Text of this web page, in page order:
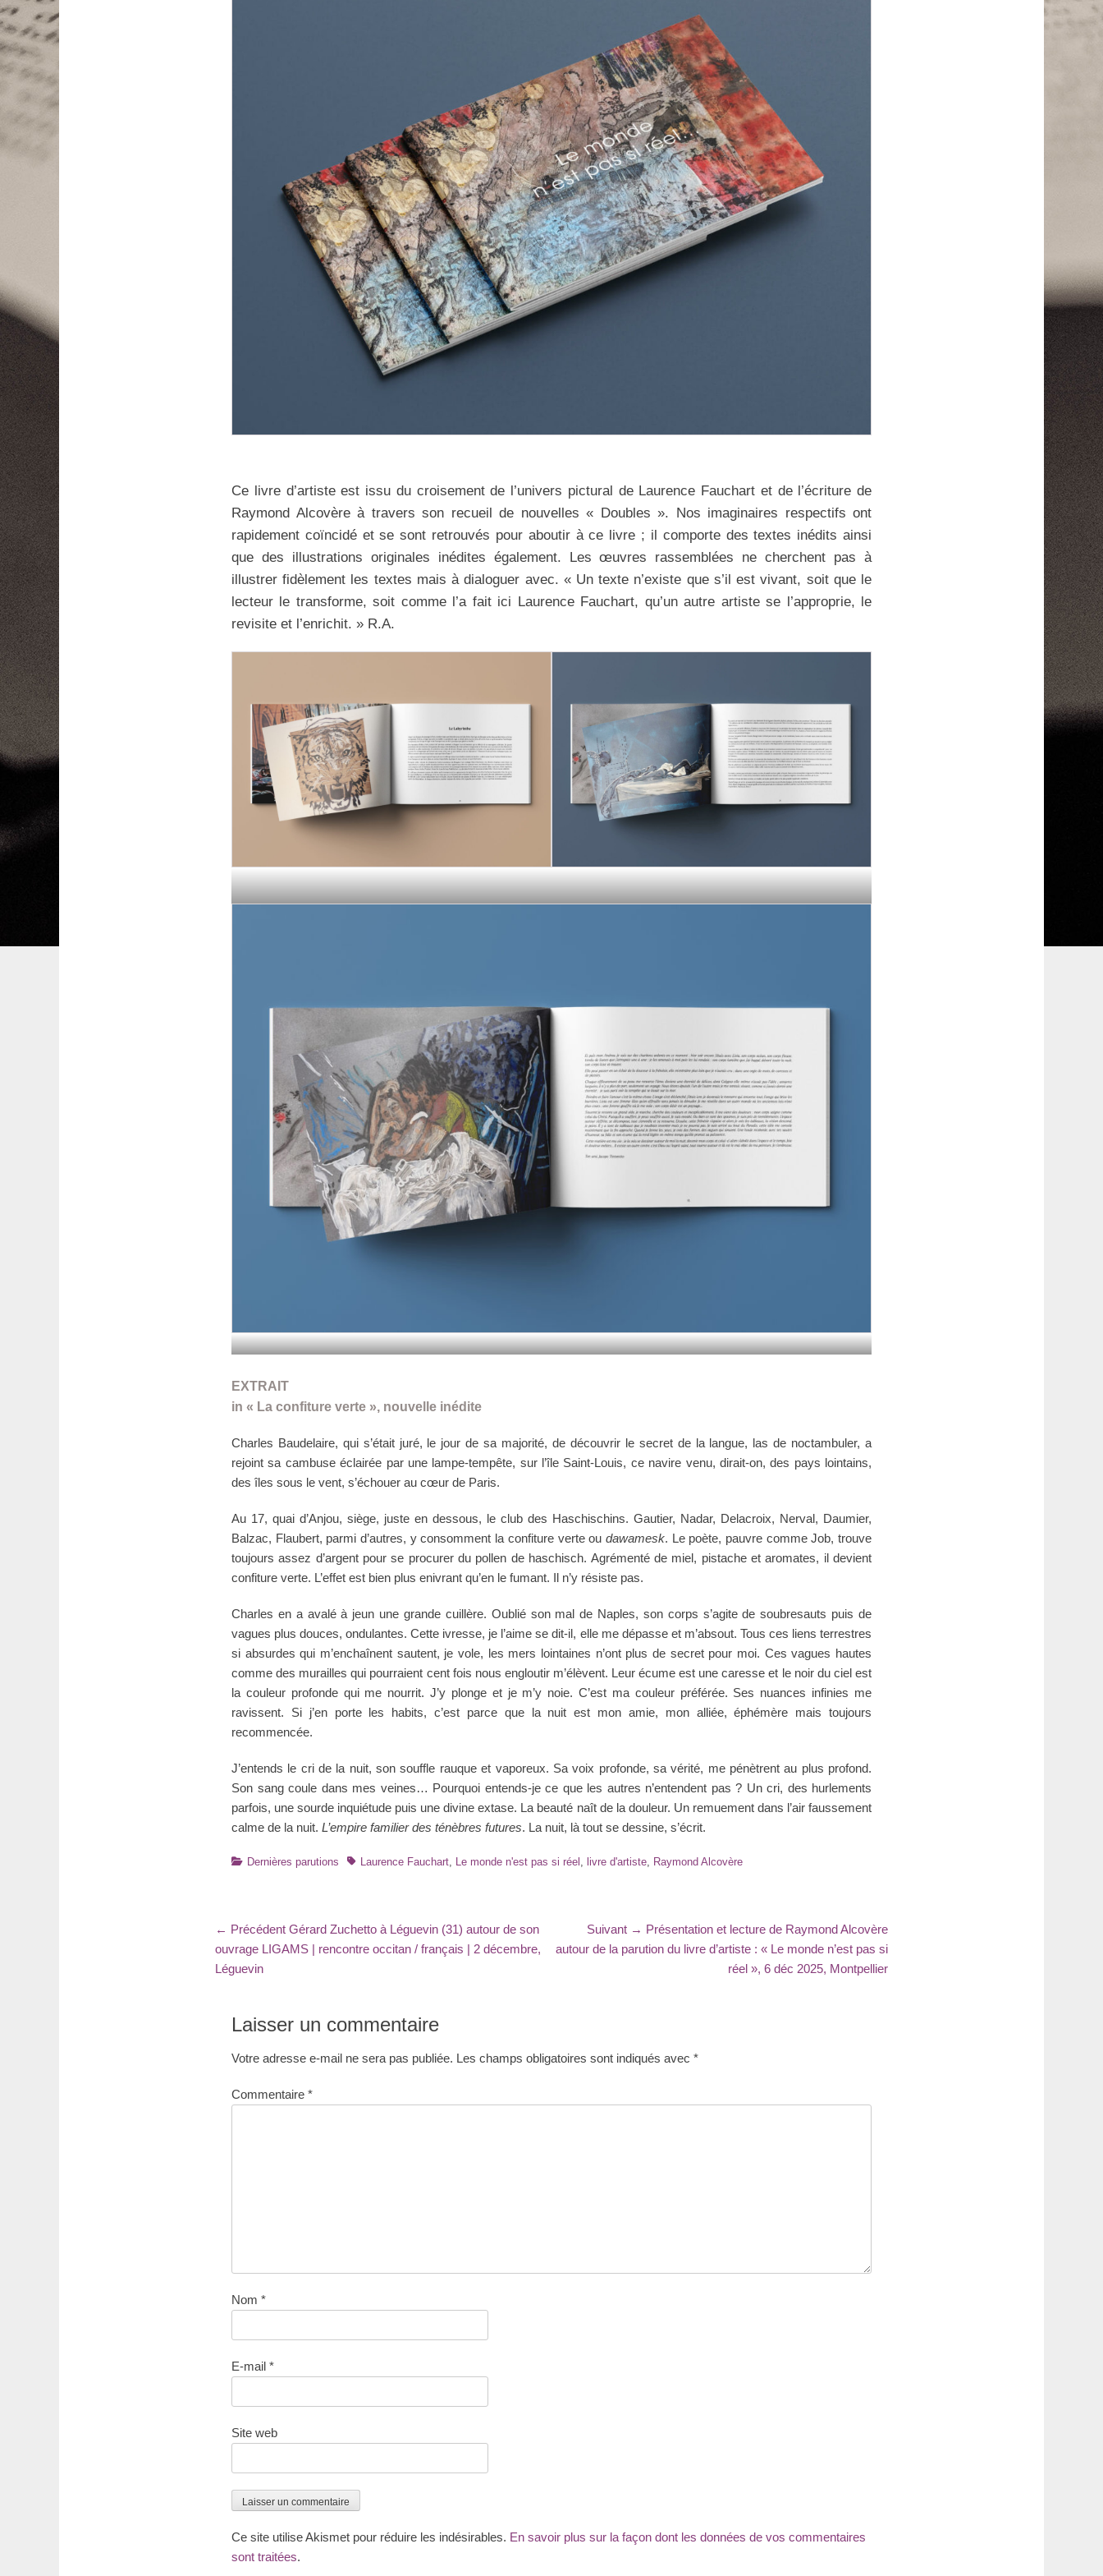
Ce livre d’artiste est issu du croisement de l’univers pictural de Laurence Fauchart et de l’écriture de
Raymond Alcovère à travers son recueil de nouvelles « Doubles ». Nos imaginaires respectifs ont
rapidement coïncidé et se sont retrouvés pour aboutir à ce livre ; il comporte des textes inédits ainsi
que des illustrations originales inédites également. Les œuvres rassemblées ne cherchent pas à
illustrer fidèlement les textes mais à dialoguer avec. « Un texte n’existe que s’il est vivant, soit que le
lecteur le transforme, soit comme l’a fait ici Laurence Fauchart, qu’un autre artiste se l’approprie, le
revisite et l’enrichit. » R.A.
EXTRAIT
in « La confiture verte », nouvelle inédite
Charles Baudelaire, qui s’était juré, le jour de sa majorité, de découvrir le secret de la langue, las de noctambuler, a
rejoint sa cambuse éclairée par une lampe-tempête, sur l’île Saint-Louis, ce navire venu, dirait-on, des pays lointains,
des îles sous le vent, s’échouer au cœur de Paris.
Au 17, quai d’Anjou, siège, juste en dessous, le club des Haschischins. Gautier, Nadar, Delacroix, Nerval, Daumier,
Balzac, Flaubert, parmi d’autres, y consomment la confiture verte ou dawamesk. Le poète, pauvre comme Job, trouve
toujours assez d’argent pour se procurer du pollen de haschisch. Agrémenté de miel, pistache et aromates, il devient
confiture verte. L’effet est bien plus enivrant qu’en le fumant. Il n’y résiste pas.
Charles en a avalé à jeun une grande cuillère. Oublié son mal de Naples, son corps s’agite de soubresauts puis de
vagues plus douces, ondulantes. Cette ivresse, je l’aime se dit-il, elle me dépasse et m’absout. Tous ces liens terrestres
si absurdes qui m’enchaînent sautent, je vole, les mers lointaines n’ont plus de secret pour moi. Ces vagues hautes
comme des murailles qui pourraient cent fois nous engloutir m’élèvent. Leur écume est une caresse et le noir du ciel est
la couleur profonde qui me nourrit. J’y plonge et je m’y noie. C’est ma couleur préférée. Ses nuances infinies me
ravissent. Si j’en porte les habits, c’est parce que la nuit est mon amie, mon alliée, éphémère mais toujours
recommencée.
J’entends le cri de la nuit, son souffle rauque et vaporeux. Sa voix profonde, sa vérité, me pénètrent au plus profond.
Son sang coule dans mes veines… Pourquoi entends-je ce que les autres n’entendent pas ? Un cri, des hurlements
parfois, une sourde inquiétude puis une divine extase. La beauté naît de la douleur. Un remuement dans l’air faussement
calme de la nuit. L’empire familier des ténèbres futures. La nuit, là tout se dessine, s’écrit.
Catégories
Dernières parutions TagsLaurence Fauchart Le monde n'est pas si réel livre d'artiste Raymond Alcovère
Navigation
de
← Précédent Article
précédent
Gérard Zuchetto à Léguevin (31) autour de son
ouvrage LIGAMS | rencontre occitan / français | 2 décembre,
Léguevin
Suivant → Article
suivant
Présentation et lecture de Raymond Alcovère
autour de la parution du livre d’artiste : « Le monde n’est pas si
réel », 6 déc 2025, Montpellier
Laisser un commentaire
Votre adresse e-mail ne sera pas publiée. Les champs obligatoires sont indiqués avec *
Commentaire *
Nom *
E-mail *
Site web
Ce site utilise Akismet pour réduire les indésirables. En savoir plus sur la façon dont les données de vos commentaires
sont traitées.